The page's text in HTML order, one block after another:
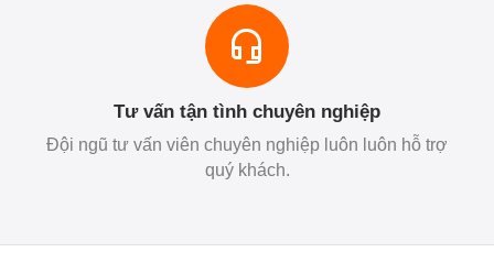
Tư vấn tận tình chuyên nghiệp
Đội ngũ tư vấn viên chuyên nghiệp luôn luôn hỗ trợ
quý khách.